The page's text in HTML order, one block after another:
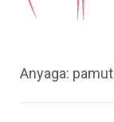
Anyaga: pamut